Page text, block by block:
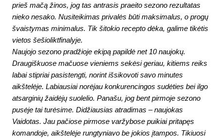
prieš mačą žinos, jog tas antrasis praeito sezono rezultatas
nieko nesako. Nusiteikimas privalės būti maksimalus, o progų
švaistymas minimalus. Tik šitokio recepto dėka, galime tikėtis
vietos šešioliktfinalyje.
Naujojo sezono pradžioje ekipą papildė net 10 naujokų.
Draugiškuose mačuose vieniems sekėsi geriau, kitiems reiks
labai stipriai pasistengti, norint išsikovoti savo minutes
aikštelėje. Labiausiai norėjau konkurencingos sudėties bei ilgo
atsarginių žaidėjų suolelio. Panašu, jog bent pirmoje sezono
pusėje tai turėsime. Didžiausias atradimas – naujokas
Vaidotas. Jau pačiose pirmose varžybose puikiai pritapęs
komandoje, aikštelėje rungtyniavo be jokios įtampos. Tikiuosi